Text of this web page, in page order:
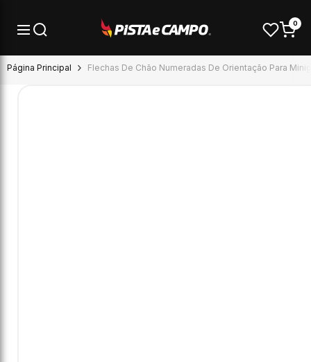
0
Página Principal Flechas De Chão Numeradas De Orientação Para